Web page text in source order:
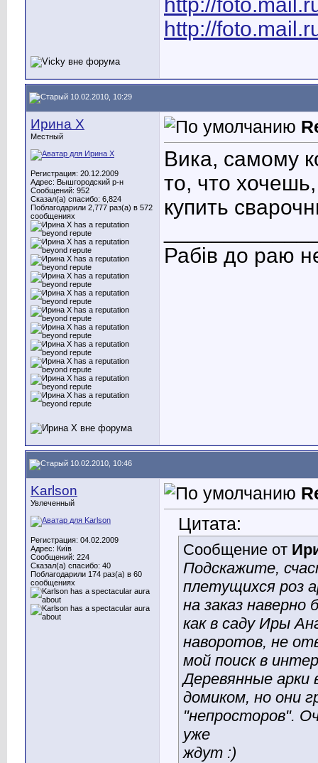
http://
http://
10.02.2010, 10:29
Ирина X
Местный
Регистрация: 20.12.2009
Адрес: Вышгородский р-н
Сообщений: 952
Сказал(а) спасибо: 6,824
Поблагодарили 2,777 раз(а) в 572
сообщениях
Вика, самому
то, что
купить
Рабів до раю
10.02.2010, 10:46
Karlson
Увлеченный
Регистрация: 04.02.2009
Адрес: Київ
Сообщений: 224
Сказал(а) спасибо: 40
Поблагодарили 174 раз(а) в 60
сообщениях
Цитата:
Сообщение от
Подскажите,
плетущихся роз
на заказ наверно
как в саду Иры
наворотов, не
мой поиск в
Деревянные арки
домиком, но они
"непросторов".
уже
ждут :)